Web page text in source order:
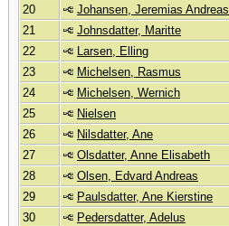
20
Johansen, Jeremias Andreas
21
Johnsdatter, Maritte
22
Larsen, Elling
23
Michelsen, Rasmus
24
Michelsen, Wernich
25
Nielsen
26
Nilsdatter, Ane
27
Olsdatter, Anne Elisabeth
28
Olsen, Edvard Andreas
29
Paulsdatter, Ane Kierstine
30
Pedersdatter, Adelus